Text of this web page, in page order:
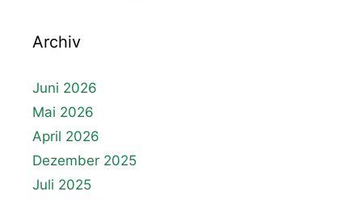
Archiv
Juni 2026
Mai 2026
April 2026
Dezember 2025
Juli 2025